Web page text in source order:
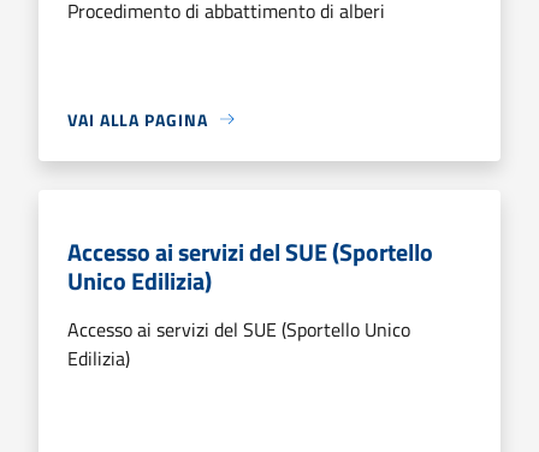
Procedimento di abbattimento di alberi
VAI ALLA PAGINA
Accesso ai servizi del SUE (Sportello
Unico Edilizia)
Accesso ai servizi del SUE (Sportello Unico
Edilizia)